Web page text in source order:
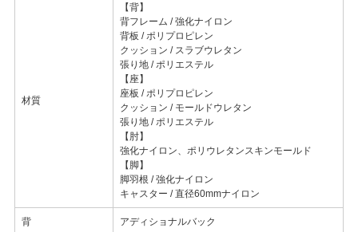
材質
【背】
背フレーム / 強化ナイロン
背板 / ポリプロピレン
クッション / スラブウレタン
張り地 / ポリエステル
【座】
座板 / ポリプロピレン
クッション / モールドウレタン
張り地 / ポリエステル
【肘】
強化ナイロン、ポリウレタンスキンモールド
【脚】
脚羽根 / 強化ナイロン
キャスター / 直径60mmナイロン
背 アディショナルバック